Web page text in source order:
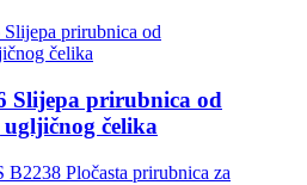
Slijepa prirubnica od
čelika